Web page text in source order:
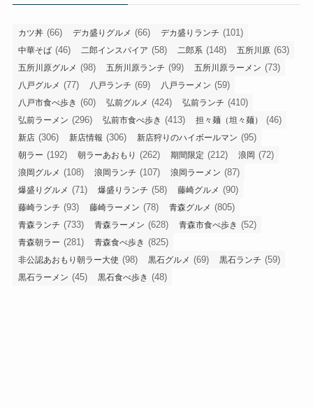
カツ丼 (66) デカ盛りグルメ (66) デカ盛りランチ (101)
中華そば (46) 二郎インスパイア (58) 二郎系 (148) 五所川原 (63)
五所川原グルメ (98) 五所川原ランチ (99) 五所川原ラーメン (73)
八戸グルメ (77) 八戸ランチ (69) 八戸ラーメン (59)
八戸市食べ歩き (60) 弘前グルメ (424) 弘前ランチ (410)
弘前ラーメン (296) 弘前市食べ歩き (413) 担々麺（坦々麺） (46)
新店 (306) 新店情報 (306) 新店狩りのハイボールマン (95)
朝ラー (192) 朝ラーあおもり (262) 期間限定 (212) 浪岡 (72)
浪岡グルメ (108) 浪岡ランチ (107) 浪岡ラーメン (87)
爆盛りグルメ (71) 爆盛りランチ (58) 藤崎グルメ (90)
藤崎ランチ (93) 藤崎ラーメン (78) 青森グルメ (805)
青森ランチ (733) 青森ラーメン (628) 青森市食べ歩き (52)
青森朝ラー (281) 青森食べ歩き (825)
非公認あおもり朝ラー大使 (98) 黒石グルメ (69) 黒石ランチ (59)
黒石ラーメン (45) 黒石食べ歩き (48)